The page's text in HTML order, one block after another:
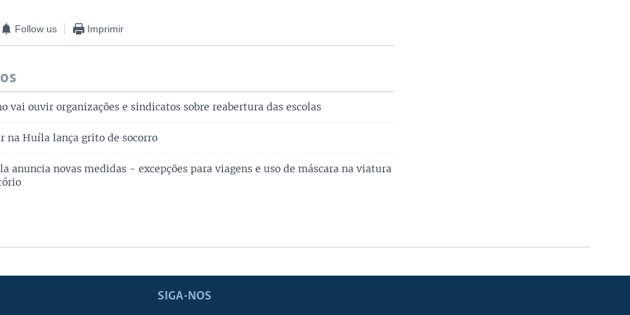
Follow us Imprimir
vai ouvir organizações e sindicatos sobre reabertura das escolas
na Huíla lança grito de socorro
anuncia novas medidas - excepções para viagens e uso de máscara na viatura
SIGA-NOS